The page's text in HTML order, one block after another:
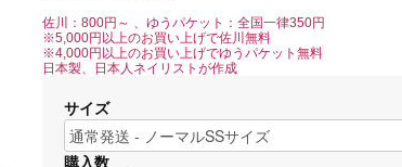
佐川：800円～ 、ゆうパケット：全国一律350円
※5,000円以上のお買い上げで佐川無料
※4,000円以上のお買い上げでゆうパケット無料
日本製、日本人ネイリストが作成
サイズ
購入数